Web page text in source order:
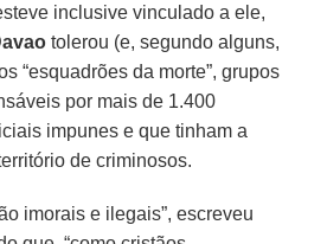
inclusive vinculado a ele,
tolerou (e, segundo alguns,
“esquadrões da morte”, grupos
por mais de 1.400
impunes e que tinham a
de criminosos.
imorais e ilegais”, escreveu